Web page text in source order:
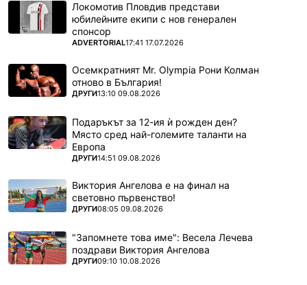
Локомотив Пловдив представи
юбилейните екипи с нов генерален
спонсор
ПОВЕЧЕ ОТ
ADVERTORIAL17:41 17.07.2026
Осемкратният Mr. Olympia Рони Колман
отново в България!
ПОВЕЧЕ ОТ
ДРУГИ13:10 09.08.2026
Подаръкът за 12-ия ѝ рожден ден?
Място сред най-големите таланти на
Европа
ПОВЕЧЕ ОТ
ДРУГИ14:51 09.08.2026
Виктория Ангелова е на финал на
световно първенство!
ПОВЕЧЕ ОТ
ДРУГИ08:05 09.08.2026
"Запомнете това име": Весела Лечева
поздрави Виктория Ангелова
ПОВЕЧЕ ОТ
ДРУГИ09:10 10.08.2026